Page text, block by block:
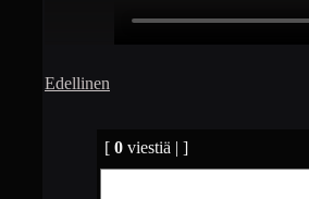
Edellinen
[ 0viestiä | ]